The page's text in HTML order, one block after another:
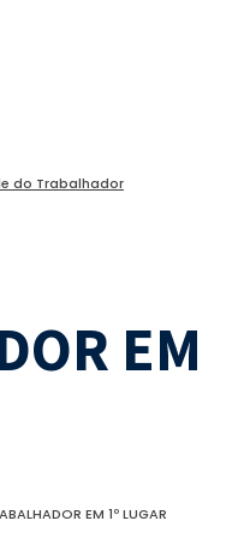
do Trabalhador
EM
EM 1º LUGAR